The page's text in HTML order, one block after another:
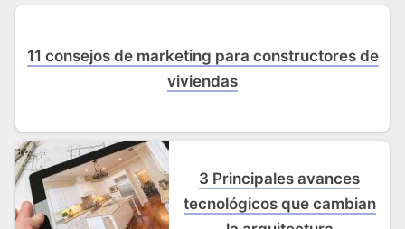
11 consejos de marketing para constructores de
viviendas
3 Principales avances
tecnológicos que cambian